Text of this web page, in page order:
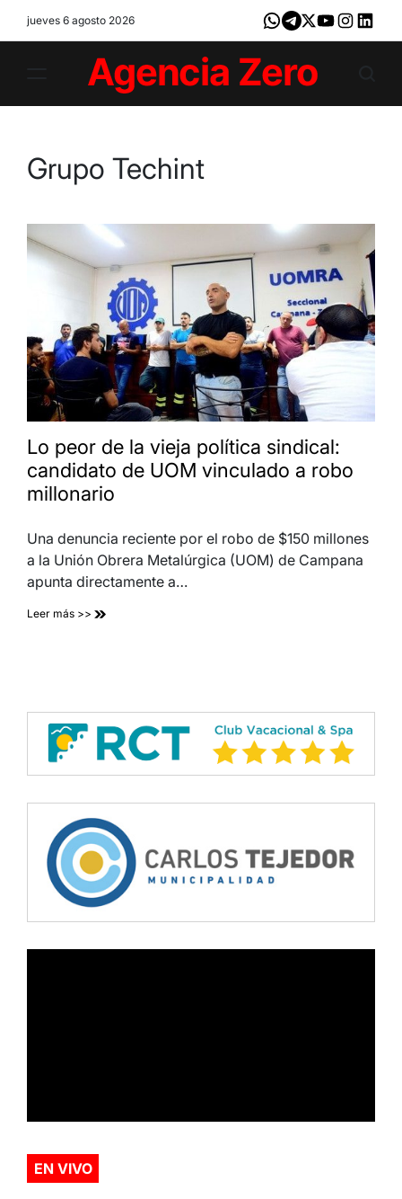
jueves 6 agosto 2026 Whatsapp
Telegram
X YoutubeInstagram
Grupo Techint
Lo peor de la vieja política sindical:
candidato de UOM vinculado a robo
millonario
Una denuncia reciente por el robo de $150 millones
a la Unión Obrera Metalúrgica (UOM) de Campana
apunta directamente a…
Leer más >>
EN VIVO